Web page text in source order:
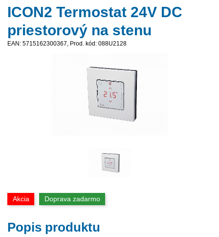
ICON2 Termostat 24V DC
priestorový na stenu
EAN: 5715162300367, Prod. kód: 088U2128
Akcia Doprava zadarmo
Popis produktu